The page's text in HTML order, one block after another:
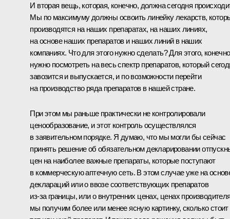
И вторая вещь, которая, конечно, должна сегодня
Мы по максимуму должны освоить линейку лекарств,
производятся на наших препаратах, на наших линиях,
на основе наших препаратов и наших линий в наших
компаниях. Что для этого нужно сделать? Для этого,
нужно посмотреть на весь спектр препаратов, который
завозится и выпускается, и по возможности перейти
на производство ряда препаратов в нашей стране.
При этом мы раньше практически не контролировали
ценообразование, и этот контроль осуществлялся
в заявительном порядке. Я думаю, что мы могли бы сейчас
принять решение об обязательном декларировании
цен на наиболее важные препараты, которые поступают
в коммерческую аптечную сеть. В этом случае уже на
деклараций или о ввозе соответствующих препаратов
из‑за границы, или о внутренних ценах, ценах
мы получим более или менее ясную картинку, сколько стоит